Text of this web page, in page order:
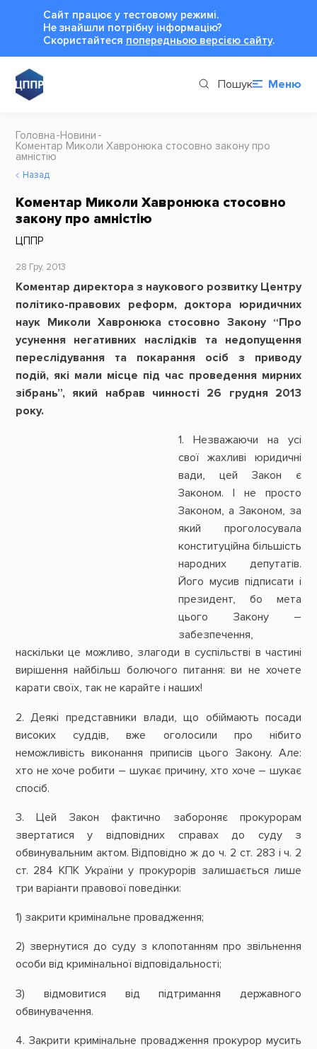
Сайт працює у тестовому режимі.
Не знайшли потрібну інформацію?
Cкористайтеся попередньою версією сайту.
Пошук Меню
Головна Новини
Коментар Миколи Хавронюка стосовно закону про
амністію
Назад
Коментар Миколи Хавронюка стосовно
закону про амністію
ЦППР
28 Гру, 2013
Коментар директора з наукового розвитку Центру
політико-правових реформ, доктора юридичних
наук Миколи Хавронюка стосовно Закону “Про
усунення негативних наслідків та недопущення
переслідування та покарання осіб з приводу
подій, які мали місце під час проведення мирних
зібрань”, який набрав чинності 26 грудня 2013
року.
1. Незважаючи на усі
свої жахливі юридичні
вади, цей Закон є
Законом. І не просто
Законом, а Законом, за
який проголосувала
конституційна більшість
народних депутатів.
Його мусив підписати і
президент, бо мета
цього Закону –
забезпечення,
наскільки це можливо, злагоди в суспільстві в частині
вирішення найбільш болючого питання: ви не хочете
карати своїх, так не карайте і наших!
2. Деякі представники влади, що обіймають посади
високих суддів, вже оголосили про нібито
неможливість виконання приписів цього Закону. Але:
хто не хоче робити – шукає причину, хто хоче – шукає
спосіб.
3. Цей Закон фактично забороняє прокурорам
звертатися у відповідних справах до суду з
обвинувальним актом. Відповідно ж до ч. 2 ст. 283 і ч. 2
ст. 284 КПК України у прокурорів залишається лише
три варіанти правової поведінки:
1) закрити кримінальне провадження;
2) звернутися до суду з клопотанням про звільнення
особи від кримінальної відповідальності;
3) відмовитися від підтримання державного
обвинувачення.
4. Закрити кримінальне провадження прокурор мусить